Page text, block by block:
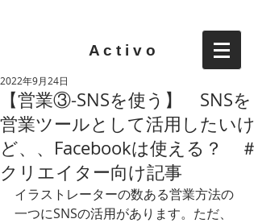
A c t i v o
【営業③-SNSを使う】 SNSを
営業ツールとして活用したいけ
ど、、Facebookは使える？ ＃
クリエイター向け記事
2022年9月24日
イラストレーターの数ある営業方法の
一つにSNSの活用があります。ただ、